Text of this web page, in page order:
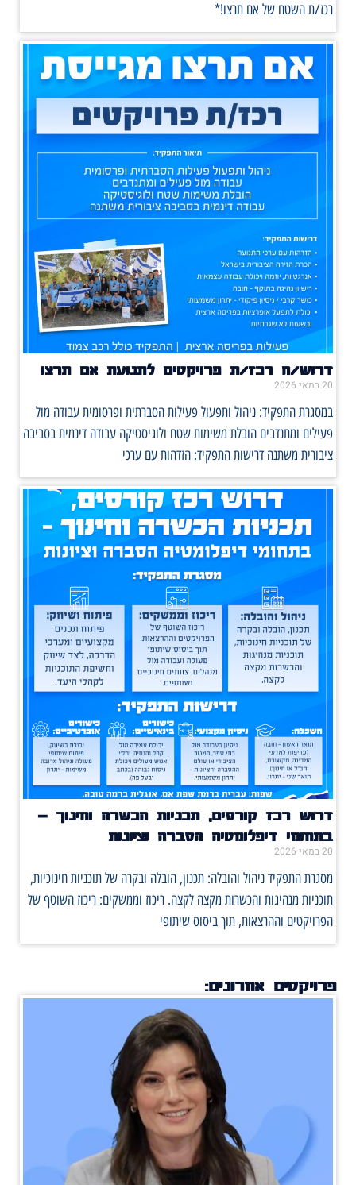
רכז/ת השטח של אם תרצו!*
דרוש/ה רכז/ת פרויקטים לתנועת אם תרצו
20 במאי 2026
במסגרת התפקיד: ניהול ותפעול פעילות הסברתית ופרסומית עבודה מול
פעילים ומתנדבים הובלת משימות שטח ולוגיסטיקה עבודה דינמית בסביבה
ציבורית משתנה דרישות התפקיד: הזדהות עם ערכי
דרוש רכז קורסים, תכניות הכשרה וחינוך –
בתחומי דיפלומטיה הסברה וציונות
20 במאי 2026
מסגרת התפקיד ניהול והובלה: תכנון, הובלה ובקרה של תוכניות חינוכיות,
תוכניות מנהיגות והכשרות מקצה לקצה. ריכוז וממשקים: ריכוז השוטף של
הפרויקטים וההרצאות, תוך ביסוס שיתופי
פרויקטים אחרונים: